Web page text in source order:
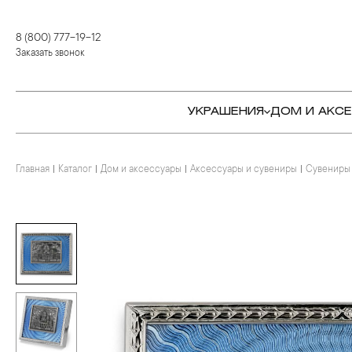
8 (800) 777-19-12
Заказать звонок
УКРАШЕНИЯ
КОЛЬЦА
ПОДВЕСКИ И КРЕСТЫ
БРОШИ
КОЛЬЕ
ЦЕПИ
ДОМ И
СТОЛОВЫЕ ПРИБОРЫ
ДЛЯ ЧАЯ
ДЛЯ КОФЕ
БАР
ДЕТЯМ
КОЛЬЦА
БРАСЛЕТЫ
КОЛЬЕ И ПОДВЕСКИ
БРОШИ
КАМНЕРЕЗНОЕ
ИСКУССТВО
Главная Каталог Дом и аксессуары Аксессуары и сувениры Сувениры